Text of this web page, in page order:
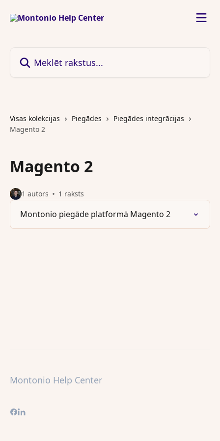
Visas kolekcijas Piegādes
Piegādes integrācijas
Magento 2
Magento 2
1 autors 1 raksts
Montonio piegāde platformā Magento 2
Montonio Help Center